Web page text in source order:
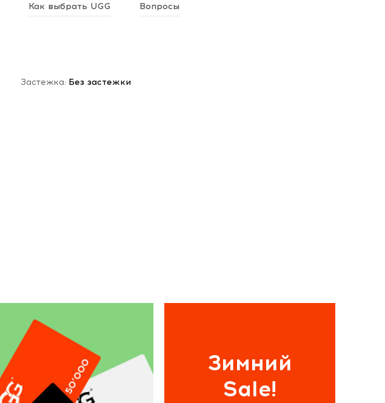
Как выбрать UGG Вопросы
Застежка: Без застежки
Зимний
Sale!